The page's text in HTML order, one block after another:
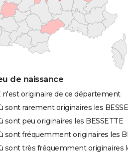
de naissance
n'est originaire de ce département
sont rarement originaires les
peu originaires les BESSETTE
sont fréquemment originaires les
sont très fréquemment originaires